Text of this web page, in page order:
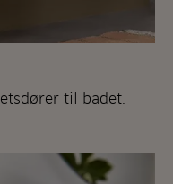
til badet.